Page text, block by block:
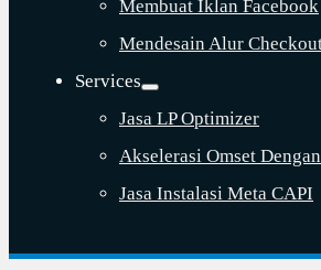
Membuat Iklan Facebook
Mendesain Alur
Services
Jasa LP Optimizer
Akselerasi Omset
Jasa Instalasi Meta CAPI